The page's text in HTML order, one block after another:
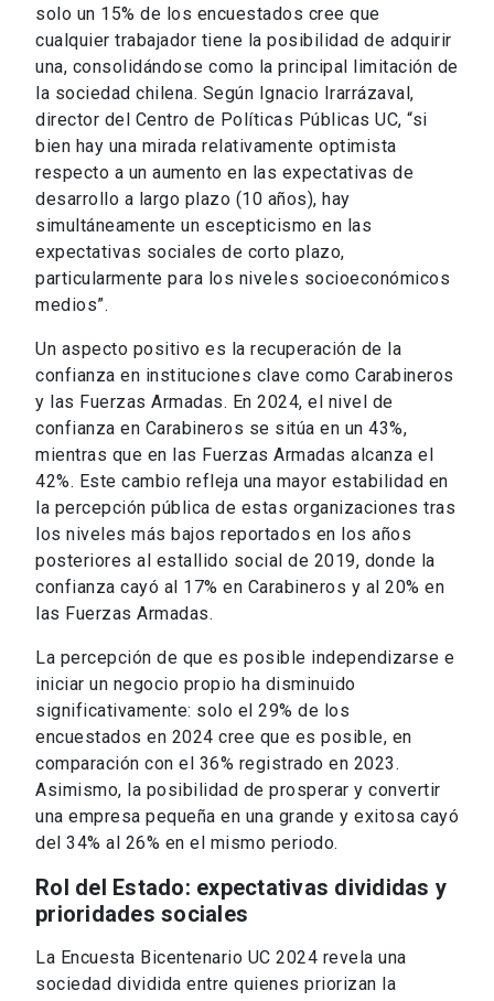
solo un 15% de los encuestados cree que
cualquier trabajador tiene la posibilidad de adquirir
una, consolidándose como la principal limitación de
la sociedad chilena. Según Ignacio Irarrázaval,
director del Centro de Políticas Públicas UC, “si
bien hay una mirada relativamente optimista
respecto a un aumento en las expectativas de
desarrollo a largo plazo (10 años), hay
simultáneamente un escepticismo en las
expectativas sociales de corto plazo,
particularmente para los niveles socioeconómicos
medios”.
Un aspecto positivo es la recuperación de la
confianza en instituciones clave como Carabineros
y las Fuerzas Armadas. En 2024, el nivel de
confianza en Carabineros se sitúa en un 43%,
mientras que en las Fuerzas Armadas alcanza el
42%. Este cambio refleja una mayor estabilidad en
la percepción pública de estas organizaciones tras
los niveles más bajos reportados en los años
posteriores al estallido social de 2019, donde la
confianza cayó al 17% en Carabineros y al 20% en
las Fuerzas Armadas.
La percepción de que es posible independizarse e
iniciar un negocio propio ha disminuido
significativamente: solo el 29% de los
encuestados en 2024 cree que es posible, en
comparación con el 36% registrado en 2023.
Asimismo, la posibilidad de prosperar y convertir
una empresa pequeña en una grande y exitosa cayó
del 34% al 26% en el mismo periodo.
Rol del Estado: expectativas divididas y
prioridades sociales
La Encuesta Bicentenario UC 2024 revela una
sociedad dividida entre quienes priorizan la